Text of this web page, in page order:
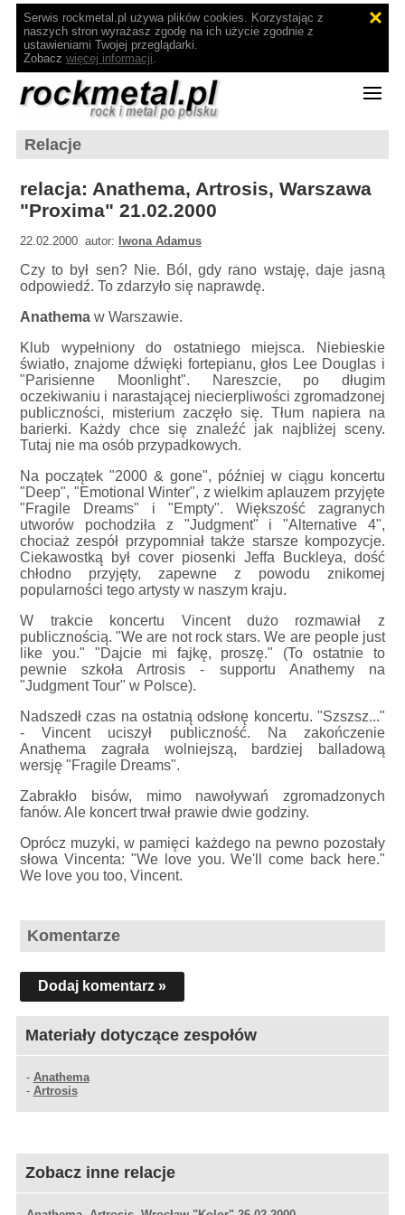
Serwis rockmetal.pl używa plików cookies. Korzystając z
naszych stron wyrażasz zgodę na ich użycie zgodnie z
ustawieniami Twojej przeglądarki.
Zobacz więcej informacji.
Relacje
relacja: Anathema, Artrosis, Warszawa
"Proxima" 21.02.2000
22.02.2000 autor: Iwona Adamus
Czy to był sen? Nie. Ból, gdy rano wstaję, daje jasną
odpowiedź. To zdarzyło się naprawdę.
Anathema w Warszawie.
Klub wypełniony do ostatniego miejsca. Niebieskie
światło, znajome dźwięki fortepianu, głos Lee Douglas i
"Parisienne Moonlight". Nareszcie, po długim
oczekiwaniu i narastającej niecierpliwości zgromadzonej
publiczności, misterium zaczęło się. Tłum napiera na
barierki. Każdy chce się znaleźć jak najbliżej sceny.
Tutaj nie ma osób przypadkowych.
Na początek "2000 & gone", później w ciągu koncertu
"Deep", "Emotional Winter", z wielkim aplauzem przyjęte
"Fragile Dreams" i "Empty". Większość zagranych
utworów pochodziła z "Judgment" i "Alternative 4",
chociaż zespół przypomniał także starsze kompozycje.
Ciekawostką był cover piosenki Jeffa Buckleya, dość
chłodno przyjęty, zapewne z powodu znikomej
popularności tego artysty w naszym kraju.
W trakcie koncertu Vincent dużo rozmawiał z
publicznością. "We are not rock stars. We are people just
like you." "Dajcie mi fajkę, proszę." (To ostatnie to
pewnie szkoła Artrosis - supportu Anathemy na
"Judgment Tour" w Polsce).
Nadszedł czas na ostatnią odsłonę koncertu. "Szszsz..."
- Vincent uciszył publiczność. Na zakończenie
Anathema zagrała wolniejszą, bardziej balladową
wersję "Fragile Dreams".
Zabrakło bisów, mimo nawoływań zgromadzonych
fanów. Ale koncert trwał prawie dwie godziny.
Oprócz muzyki, w pamięci każdego na pewno pozostały
słowa Vincenta: "We love you. We'll come back here."
We love you too, Vincent.
Komentarze
Dodaj komentarz »
Materiały dotyczące zespołów
- Anathema
- Artrosis
Zobacz inne relacje